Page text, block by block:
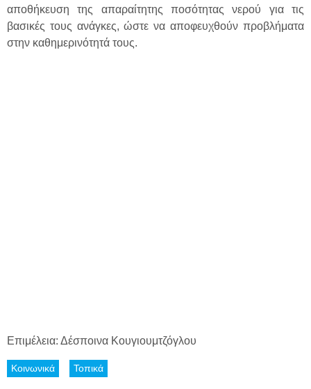
αποθήκευση της απαραίτητης ποσότητας νερού για τις
βασικές τους ανάγκες, ώστε να αποφευχθούν προβλήματα
στην καθημερινότητά τους.
Επιμέλεια: Δέσποινα Κουγιουμτζόγλου
Κοινωνικά Τοπικά